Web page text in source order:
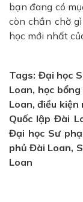
bạn đang có
còn chần chờ
học mới nhất
Tags: Đại học
Loan, học
Loan, điều
Quốc lập Đài
Đại học Sư
phủ Đài Loan,
Loan